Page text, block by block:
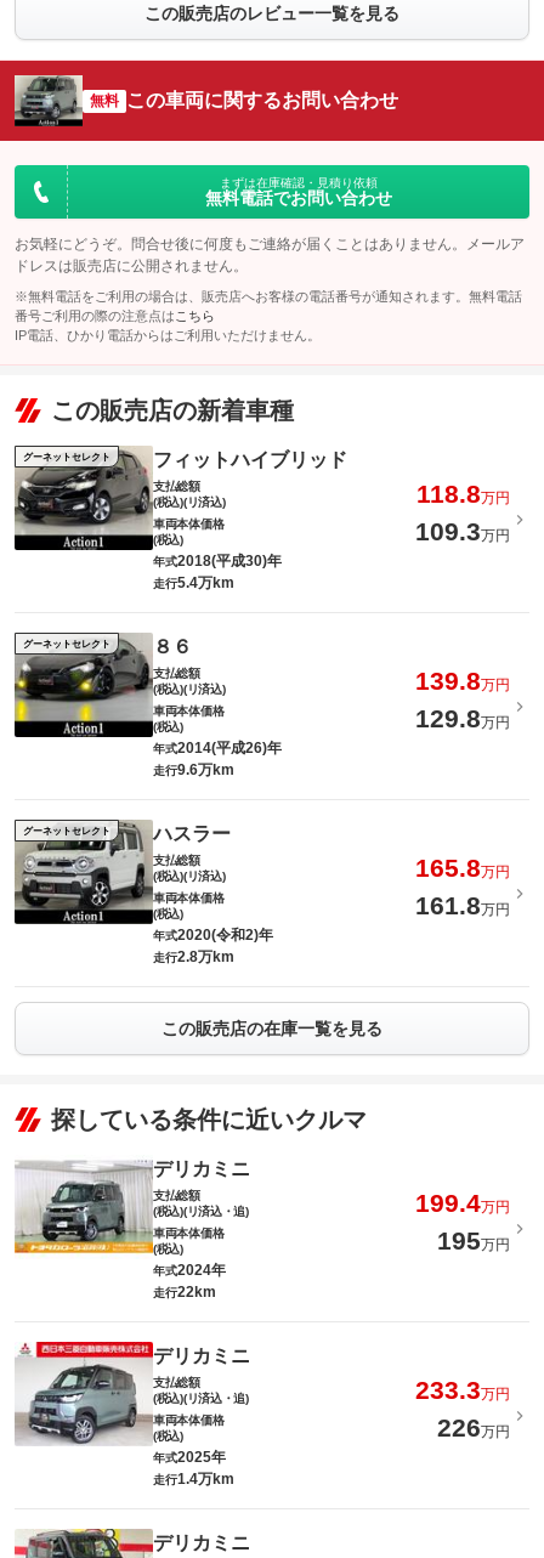
この販売店のレビュー一覧を見る
無料 この車両に関するお問い合わせ
まずは在庫確認・見積り依頼
無料電話でお問い合わせ
お気軽にどうぞ。問合せ後に何度もご連絡が届くことはありません。メールア
ドレスは販売店に公開されません。
※無料電話をご利用の場合は、販売店へお客様の電話番号が通知されます。無料電話
番号ご利用の際の注意点は こちら
IP電話、ひかり電話からはご利用いただけません。
この販売店の新着車種
グーネットセレクト フィットハイブリッド
支払総額
(税込)(リ済込)
118.8万円
車両本体価格
(税込)
109.3万円
年式2018(平成30)年
走行5.4万km
グーネットセレクト ８６
支払総額
(税込)(リ済込)
139.8万円
車両本体価格
(税込)
129.8万円
年式2014(平成26)年
走行9.6万km
グーネットセレクト ハスラー
支払総額
(税込)(リ済込)
165.8万円
車両本体価格
(税込)
161.8万円
年式2020(令和2)年
走行2.8万km
この販売店の在庫一覧を見る
探している条件に近いクルマ
デリカミニ
支払総額
(税込)(リ済込・追)
199.4万円
車両本体価格
(税込)
195万円
年式2024年
走行22km
デリカミニ
支払総額
(税込)(リ済込・追)
233.3万円
車両本体価格
(税込)
226万円
年式2025年
走行1.4万km
デリカミニ